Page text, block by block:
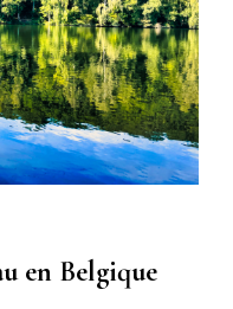
en Belgique